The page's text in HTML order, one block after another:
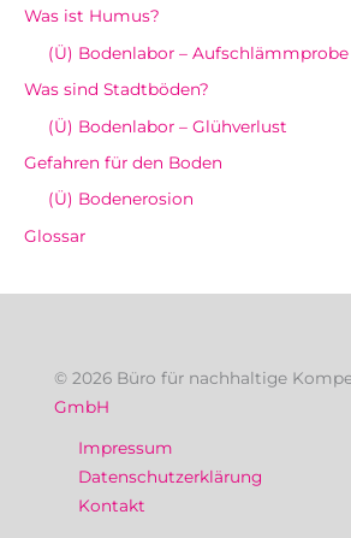
Was ist Humus?
(Ü) Bodenlabor – Aufschlämmprobe
Was sind Stadtböden?
(Ü) Bodenlabor – Glühverlust
Gefahren für den Boden
(Ü) Bodenerosion
Glossar
© 2026 Büro für nachhaltige
GmbH
Impressum
Datenschutzerklärung
Kontakt